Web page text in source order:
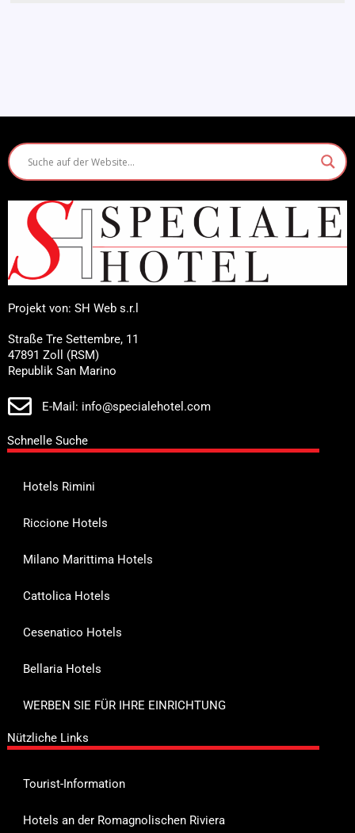
Projekt von: SH Web s.r.l
Straße Tre Settembre, 11
47891 Zoll (RSM)
Republik San Marino
E-Mail: info@specialehotel.com
Schnelle Suche
Hotels Rimini
Riccione Hotels
Milano Marittima Hotels
Cattolica Hotels
Cesenatico Hotels
Bellaria Hotels
WERBEN SIE FÜR IHRE EINRICHTUNG
Nützliche Links
Tourist-Information
Hotels an der Romagnolischen Riviera